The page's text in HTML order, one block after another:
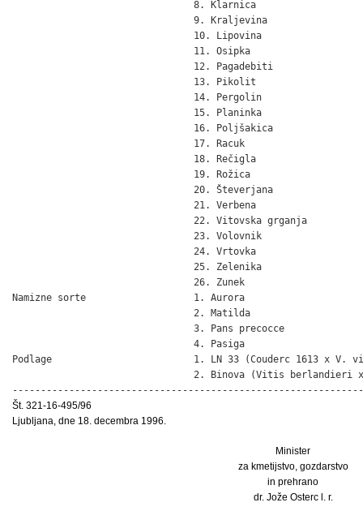
                                8. Klarnica
                                9. Kraljevina
                                10. Lipovina
                                11. Osipka
                                12. Pagadebiti
                                13. Pikolit
                                14. Pergolin
                                15. Planinka
                                16. Poljšakica
                                17. Racuk
                                18. Rečigla
                                19. Rožica
                                20. Števerjana
                                21. Verbena
                                22. Vitovska grganja
                                23. Volovnik
                                24. Vrtovka
                                25. Zelenika
                                26. Zunek
Namizne sorte                   1. Aurora
                                2. Matilda
                                3. Pans precocce
                                4. Pasiga
Podlage                         1. LN 33 (Couderc 1613 x V.
2. Binova (Vitis berlandieri
Št. 321-16-495/96
Ljubljana, dne 18. decembra 1996.
Minister
za kmetijstvo, gozdarstvo
in prehrano
dr. Jože Osterc l. r.